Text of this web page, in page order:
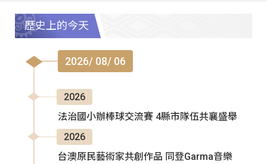
歷史上的今天
2026/ 08/ 06
2026
法治國小辦棒球交流賽 4縣市隊伍共襄盛舉
2026
台澳原民藝術家共創作品 同登Garma音樂